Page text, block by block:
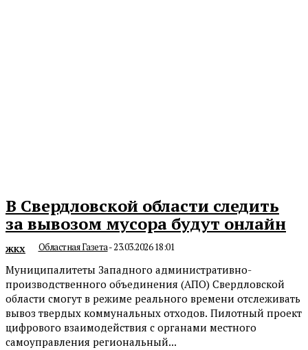
В Свердловской области следить
за вывозом мусора будут онлайн
ЖКХ Областная Газета-23.03.2026 18:01
Муниципалитеты Западного административно-
производственного объединения (АПО) Свердловской
области смогут в режиме реального времени отслеживать
вывоз твердых коммунальных отходов. Пилотный проект
цифрового взаимодействия с органами местного
самоуправления региональный...